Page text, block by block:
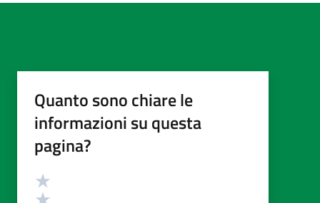
Quanto sono chiare le
informazioni su questa
pagina?
Valutazione